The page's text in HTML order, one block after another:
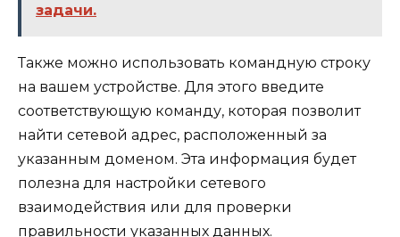
задачи.
Также можно использовать командную строку
на вашем устройстве. Для этого введите
соответствующую команду, которая позволит
найти сетевой адрес, расположенный за
указанным доменом. Эта информация будет
полезна для настройки сетевого
взаимодействия или для проверки
правильности указанных данных.